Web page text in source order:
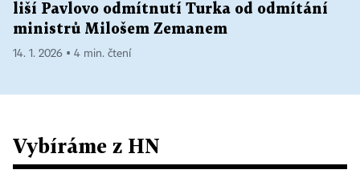
liší Pavlovo odmítnutí Turka od odmítání
ministrů Milošem Zemanem
14. 1. 2026 ▪ 4 min. čtení
Vybíráme z HN